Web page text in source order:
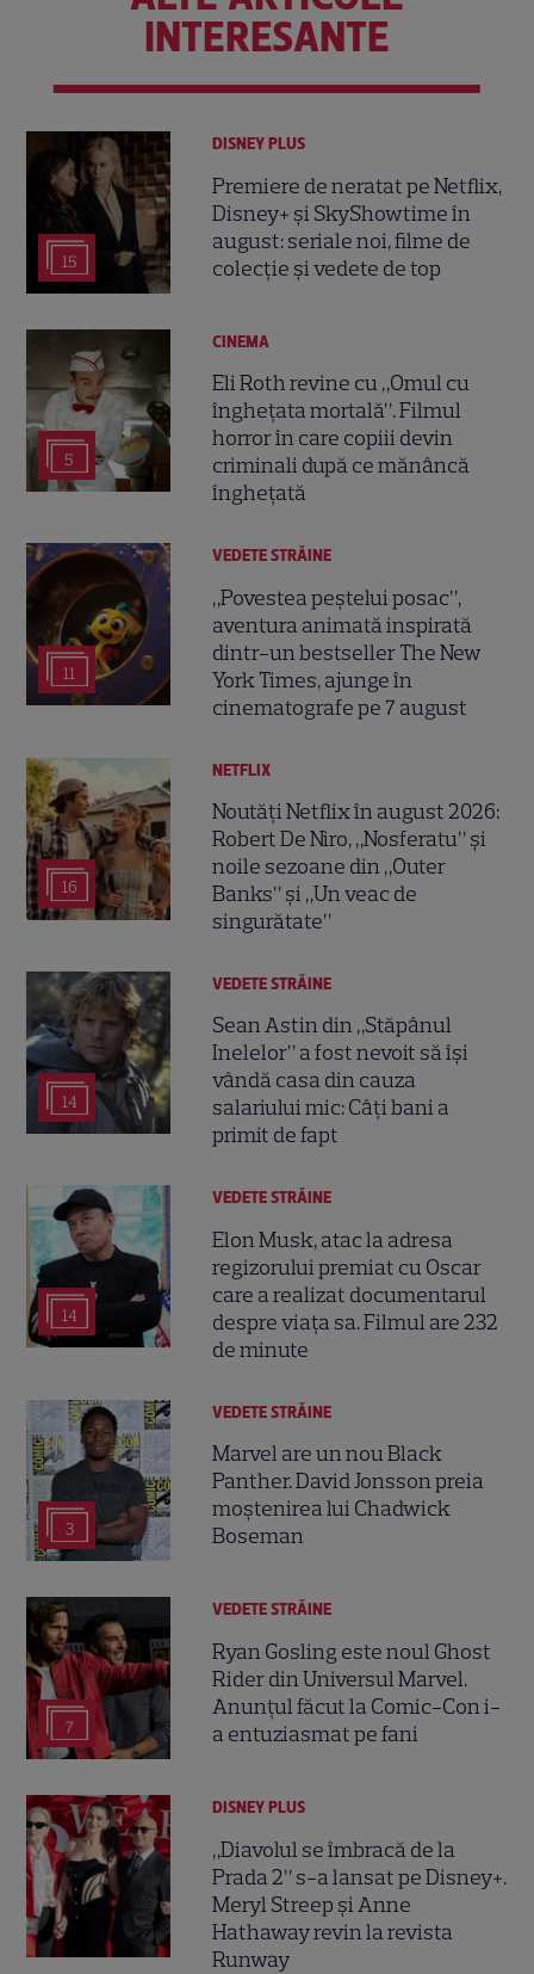
INTERESANTE
15
DISNEY PLUS
Premiere de neratat pe Netflix,
Disney+ și SkyShowtime în
august: seriale noi, filme de
colecție și vedete de top
5
CINEMA
Eli Roth revine cu „Omul cu
înghețata mortală”. Filmul
horror în care copiii devin
criminali după ce mănâncă
înghețată
11
VEDETE STRĂINE
„Povestea peștelui posac”,
aventura animată inspirată
dintr-un bestseller The New
York Times, ajunge în
cinematografe pe 7 august
16
NETFLIX
Noutăți Netflix în august 2026:
Robert De Niro, „Nosferatu” și
noile sezoane din „Outer
Banks” și „Un veac de
singurătate”
14
VEDETE STRĂINE
Sean Astin din „Stăpânul
Inelelor” a fost nevoit să își
vândă casa din cauza
salariului mic: Câți bani a
primit de fapt
14
VEDETE STRĂINE
Elon Musk, atac la adresa
regizorului premiat cu Oscar
care a realizat documentarul
despre viața sa. Filmul are 232
de minute
3
VEDETE STRĂINE
Marvel are un nou Black
Panther. David Jonsson preia
moștenirea lui Chadwick
Boseman
7
VEDETE STRĂINE
Ryan Gosling este noul Ghost
Rider din Universul Marvel.
Anunțul făcut la Comic-Con i-
a entuziasmat pe fani
DISNEY PLUS
„Diavolul se îmbracă de la
Prada 2” s-a lansat pe Disney+.
Meryl Streep și Anne
Hathaway revin la revista
Runway